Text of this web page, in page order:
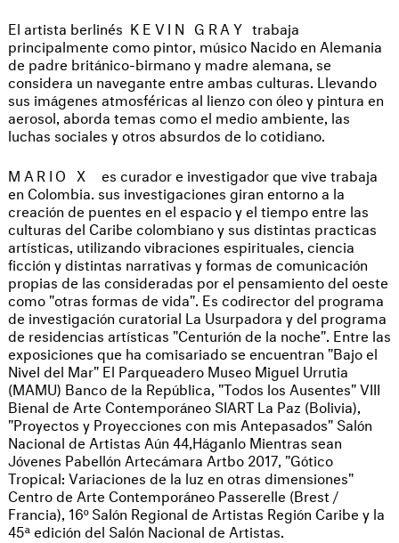
El artista berlinés KEVIN GRAYtrabaja
principalmente como pintor, músico Nacido en Alemania
de padre británico-birmano y madre alemana, se
considera un navegante entre ambas culturas. Llevando
sus imágenes atmosféricas al lienzo con óleo y pintura en
aerosol, aborda temas como el medio ambiente, las
luchas sociales y otros absurdos de lo cotidiano.
MARIO X
es curador e investigador que vive trabaja
en Colombia. sus investigaciones giran entorno a la
creación de puentes en el espacio y el tiempo entre las
culturas del Caribe colombiano y sus distintas practicas
artísticas, utilizando vibraciones espirituales, ciencia
ficción y distintas narrativas y formas de comunicación
propias de las consideradas por el pensamiento del oeste
como "otras formas de vida". Es codirector del programa
de investigación curatorial La Usurpadora y del programa
de residencias artísticas "Centurión de la noche". Entre las
exposiciones que ha comisariado se encuentran "Bajo el
Nivel del Mar" El Parqueadero Museo Miguel Urrutia
(MAMU) Banco de la República, "Todos los Ausentes" VIII
Bienal de Arte Contemporáneo SIART La Paz (Bolivia),
"Proyectos y Proyecciones con mis Antepasados" Salón
Nacional de Artistas Aún 44,Háganlo Mientras sean
Jóvenes Pabellón Artecámara Artbo 2017, "Gótico
Tropical: Variaciones de la luz en otras dimensiones"
Centro de Arte Contemporáneo Passerelle (Brest /
Francia), 16º Salón Regional de Artistas Región Caribe y la
45ª edición del Salón Nacional de Artistas.